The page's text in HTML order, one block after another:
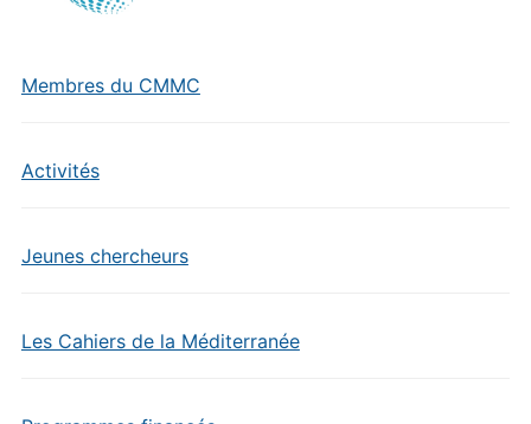
Membres du CMMC
Activités
Jeunes chercheurs
Les Cahiers de la Méditerranée